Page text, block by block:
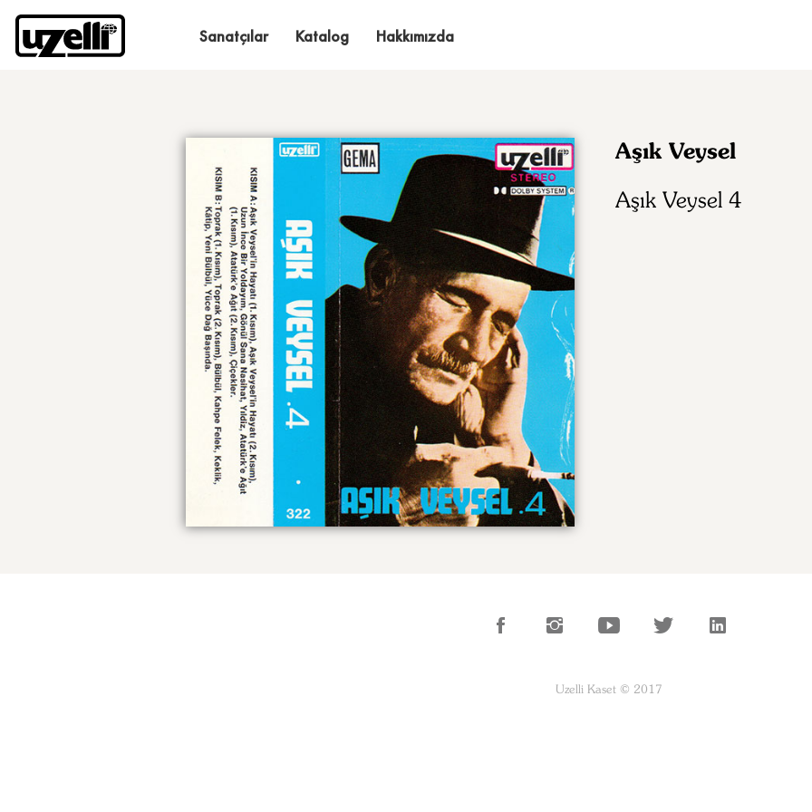
Sanatçılar Katalog Hakkımızda
Aşık Veysel
Aşık Veysel 4
Uzelli Kaset © 2017